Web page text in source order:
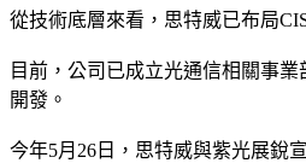
從技術底層來看，思特威已布局
目前，公司已成立光通信相關事
開發。
今年5月26日，思特威與紫光展銳